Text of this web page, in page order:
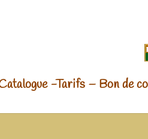
-Tarifs – Bon de